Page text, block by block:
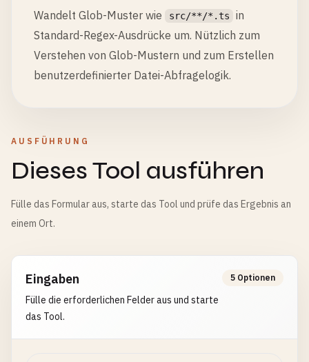
Wandelt Glob-Muster wie src/**/*.ts
in
Standard-Regex-Ausdrücke um. Nützlich zum
Verstehen von Glob-Mustern und zum Erstellen
benutzerdefinierter Datei-Abfragelogik.
AUSFÜHRUNG
Dieses Tool ausführen
Fülle das Formular aus, starte das Tool und prüfe das Ergebnis an
einem Ort.
Eingaben
Fülle die erforderlichen Felder aus und starte
das Tool.
5 Optionen